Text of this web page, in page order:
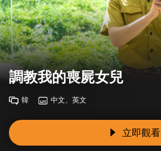
調教我的喪屍女兒
韓 中文、英文
立即觀看